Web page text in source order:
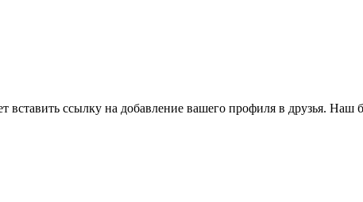
ссылку на добавление вашего профиля в друзья. Наш